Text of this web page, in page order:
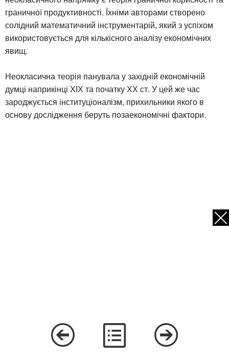
граничної продуктивності. Їхніми авторами створено
солідний математичний інструментарій, який з успіхом
використовується для кількісного аналізу економічних
явищ.
Неокласична теорія панувала у західній економічній
думці наприкінці ХІХ та початку ХХ ст. У цей же час
зароджується інституціоналізм, прихильники якого в
основу дослідження беруть позаекономічні фактори.